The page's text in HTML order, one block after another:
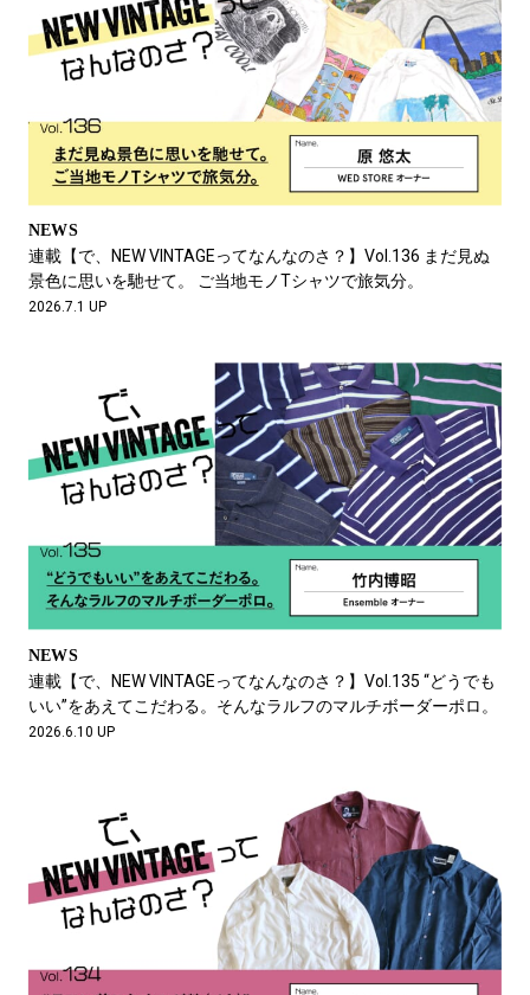
NEWS
連載【で、NEW VINTAGEってなんなのさ？】Vol.136 まだ見ぬ
景色に思いを馳せて。 ご当地モノTシャツで旅気分。
2026.7.1 UP
NEWS
連載【で、NEW VINTAGEってなんなのさ？】Vol.135 “どうでも
いい”をあえてこだわる。そんなラルフのマルチボーダーポロ。
2026.6.10 UP